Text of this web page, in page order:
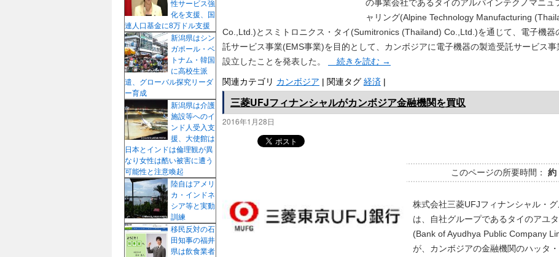
プ
の事業会社であるタイのアルパインテクノマニュ
ャリング(Alpine Technology Manufacturing
Co.,Ltd.)とスミトロニクス・タイ(Sumitronics (Thailand) Co.,Ltd.)を通じて、電子機器
託サービス事業(EMS事業)を目的として、カンボジアに電子機器の製造受託サービス事
設立したことを発表した。
続きを読む →
関連カテゴリ カンボジア | 関連タグ 経済 |
三菱UFJフィナンシャルがカンボジア金融機関を買収
2016年1月28日
このページの所要時間： 約
株式会社三菱UFJフィナンシャル・
は、自社グループであるタイのアユ
(Bank of Ayudhya Public Company
が、カンボジアの金融機関のハッタ
性サービス強
化を支援、国
連人口基金に8万ドル支援
新潟県はシン
ガポール・ベ
トナム・韓国
に高校生派
遣、グローバル探究リーダ
ー育成
新潟県は介護
施設等へのイ
ンド人受入支
援、大使館は
日本とインドは倫理観が異
なり女性は酷い被害に遭う
可能性と注意喚起
陸自はアメリ
カ・インドネ
シア等と実動
訓練
移民反対の石
田知事の福井
県は飲食業者